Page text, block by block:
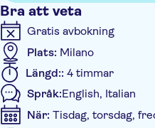
Bra att veta
Gratis avbokning
Plats: Milano
Längd:: 4 timmar
Språk:English, Italian
När: Tisdag, torsdag,